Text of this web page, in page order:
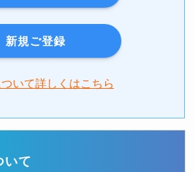
新規ご登録
いて詳しくはこちら
いて